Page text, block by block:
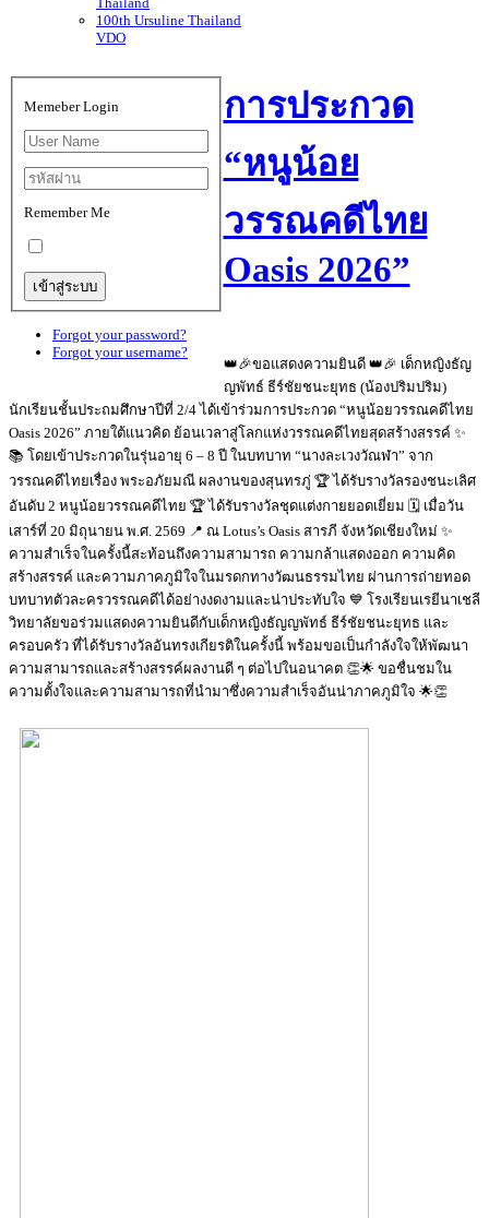
100th Ursuline Thailand
VDO
Memeber Login
Remember Me
Forgot your password?
Forgot your username?
การประกวด
“หนูน้อย
วรรณคดีไทย
Oasis 2026”
👑🎉ขอแสดงความยินดี 👑🎉 เด็กหญิงธัญ
ญพัทธ์ ธีร์ชัยชนะยุทธ (น้องปริมปริม)
นักเรียนชั้นประถมศึกษาปีที่ 2/4 ได้เข้าร่วมการประกวด “หนูน้อยวรรณคดีไทย
Oasis 2026” ภายใต้แนวคิด ย้อนเวลาสู่โลกแห่งวรรณคดีไทยสุดสร้างสรรค์ ✨
📚 โดยเข้าประกวดในรุ่นอายุ 6 – 8 ปี ในบทบาท “นางละเวงวัณฬา” จาก
วรรณคดีไทยเรื่อง พระอภัยมณี ผลงานของสุนทรภู่ 🏆 ได้รับรางวัลรองชนะเลิศ
อันดับ 2 หนูน้อยวรรณคดีไทย 🏆 ได้รับรางวัลชุดแต่งกายยอดเยี่ยม 🗓️ เมื่อวัน
เสาร์ที่ 20 มิถุนายน พ.ศ. 2569 📍 ณ Lotus’s Oasis สารภี จังหวัดเชียงใหม่ ✨
ความสำเร็จในครั้งนี้สะท้อนถึงความสามารถ ความกล้าแสดงออก ความคิด
สร้างสรรค์ และความภาคภูมิใจในมรดกทางวัฒนธรรมไทย ผ่านการถ่ายทอด
บทบาทตัวละครวรรณคดีได้อย่างงดงามและน่าประทับใจ 💙 โรงเรียนเรยีนาเชลี
วิทยาลัยขอร่วมแสดงความยินดีกับเด็กหญิงธัญญพัทธ์ ธีร์ชัยชนะยุทธ และ
ครอบครัว ที่ได้รับรางวัลอันทรงเกียรติในครั้งนี้ พร้อมขอเป็นกำลังใจให้พัฒนา
ความสามารถและสร้างสรรค์ผลงานดี ๆ ต่อไปในอนาคต 👏🌟 ขอชื่นชมใน
ความตั้งใจและความสามารถที่นำมาซึ่งความสำเร็จอันน่าภาคภูมิใจ 🌟👏